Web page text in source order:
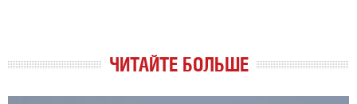
ЧИТАЙТЕ БОЛЬШЕ